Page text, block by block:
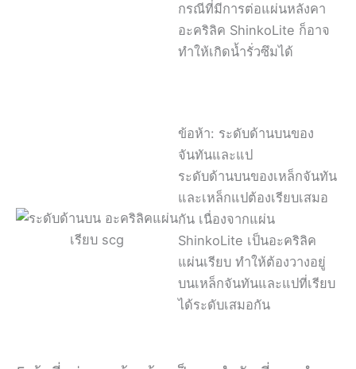
กรณีที่มีการต่อแผ่นหลังคา
อะคริลิค ShinkoLite ก็อาจ
ทำให้เกิดน้ำรั่วซึมได้
ข้อห้า: ระดับด้านบนของ
จันทันและแป
ระดับด้านบนของเหล็กจันทัน
และเหล็กแปต้องเรียบเสมอ
กัน เนื่องจากแผ่น
ShinkoLite เป็นอะคริลิค
แผ่นเรียบ ทำให้ต้องวางอยู่
บนเหล็กจันทันและแปที่เรียบ
ได้ระดับเสมอกัน